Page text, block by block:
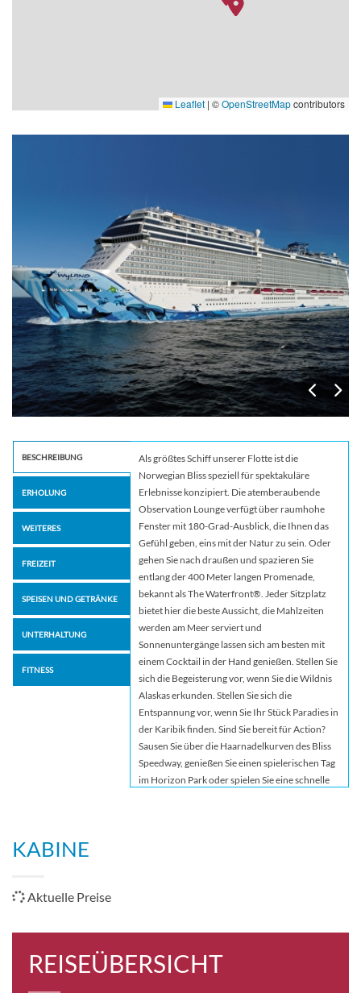
Leaflet | ©OpenStreetMapcontributors
BESCHREIBUNG
ERHOLUNG
WEITERES
FREIZEIT
SPEISEN UND GETRÄNKE
UNTERHALTUNG
FITNESS
Als größtes Schiff unserer Flotte ist die
Norwegian Bliss speziell für spektakuläre
Erlebnisse konzipiert. Die atemberaubende
Observation Lounge verfügt über raumhohe
Fenster mit 180-Grad-Ausblick, die Ihnen das
Gefühl geben, eins mit der Natur zu sein. Oder
gehen Sie nach draußen und spazieren Sie
entlang der 400 Meter langen Promenade,
bekannt als The Waterfront®. Jeder Sitzplatz
bietet hier die beste Aussicht, die Mahlzeiten
werden am Meer serviert und
Sonnenuntergänge lassen sich am besten mit
einem Cocktail in der Hand genießen. Stellen Sie
sich die Begeisterung vor, wenn Sie die Wildnis
Alaskas erkunden. Stellen Sie sich die
Entspannung vor, wenn Sie Ihr Stück Paradies in
der Karibik finden. Sind Sie bereit für Action?
Sausen Sie über die Haarnadelkurven des Bliss
Speedway, genießen Sie einen spielerischen Tag
im Horizon Park oder spielen Sie eine schnelle
KABINE
Aktuelle Preise
REISEÜBERSICHT